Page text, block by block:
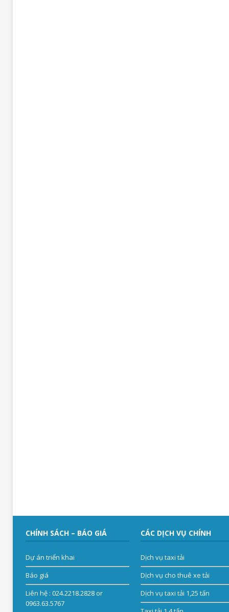
CHÍNH SÁCH – BÁO GIÁ
Dự án triển khai
Báo giá
Liên hệ: 024.2218.2828 or
0963.63.5767
CÁC DỊCH VỤ CHÍNH
Dịch vụ taxi tải
Dịch vụ cho thuê xe tải
Dịch vụ taxi tải 1,25 tấn